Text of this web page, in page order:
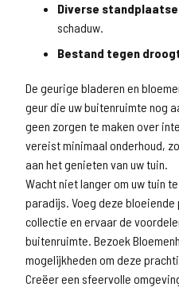
Diverse
schaduw.
Bestand tegen
De geurige bladeren en
geur die uw buitenruimte nog
geen zorgen te maken over
vereist minimaal onderhoud,
aan het genieten van uw tuin.
Wacht niet langer om uw tuin
paradijs. Voeg deze
collectie en ervaar de
buitenruimte. Bezoek
mogelijkheden om deze
Creëer een sfeervolle